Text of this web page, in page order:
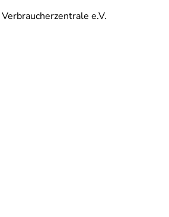
Verbraucherzentrale e.V.